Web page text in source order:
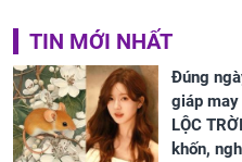
TIN MỚI NHẤT
Đúng
giáp may
LỘC
khốn,